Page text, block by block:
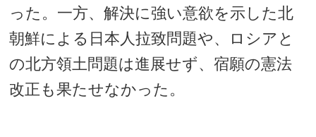
った。一方、解決に強い意欲を示した北
朝鮮による日本人拉致問題や、ロシアと
の北方領土問題は進展せず、宿願の憲法
改正も果たせなかった。